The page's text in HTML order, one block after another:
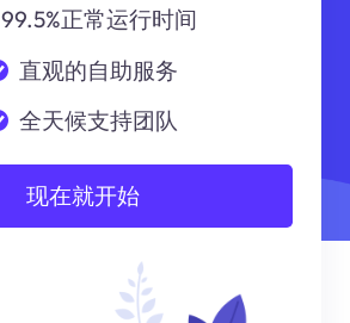
99.5%正常运行时间
直观的自助服务
全天候支持团队
现在就开始